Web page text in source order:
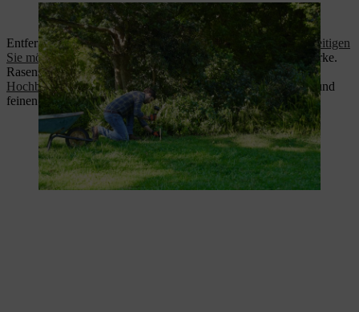
Mit Pflöcken wird die Fläche markiert.
Entfernen Sie Rasensoden gründlich mit dem Spaten und
beseitigen
Sie mögliches Wurzelunkraut sowie Steine mit einer Metallharke.
Rasensoden lassen sich kompostieren oder zum
Füllen eines
Hochbeetesnutzen – als Trennschicht zwischen dem groben und
feinen Material.